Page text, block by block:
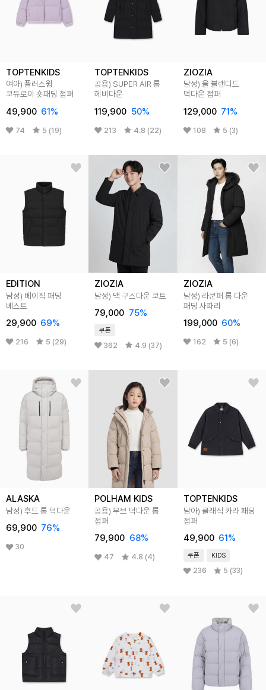
TOPTENKIDS
여아) 플러스웜
코듀로이 숏패딩 점퍼
49,900 61%
74 5 (19)
TOPTENKIDS
공용) SUPER AIR 롱
헤비다운
119,900 50%
213 4.8 (22)
ZIOZIA
남성) 울 블랜디드
덕다운 점퍼
129,000 71%
108 5 (3)
EDITION
남성) 베이직 패딩
베스트
29,900 69%
216 5 (29)
ZIOZIA
남성) 맥 구스다운 코트
79,000 75%
쿠폰
362 4.9 (37)
ZIOZIA
남성) 라쿤퍼 롱 다운
패딩 사파리
199,000 60%
162 5 (6)
ALASKA
남성) 후드 롱 덕다운
69,900 76%
30
POLHAM KIDS
공용) 무브 덕다운 롱
점퍼
79,900 68%
47 4.8 (4)
TOPTENKIDS
남아) 클래식 카라 패딩
점퍼
49,900 61%
쿠폰 KIDS
236 5 (33)